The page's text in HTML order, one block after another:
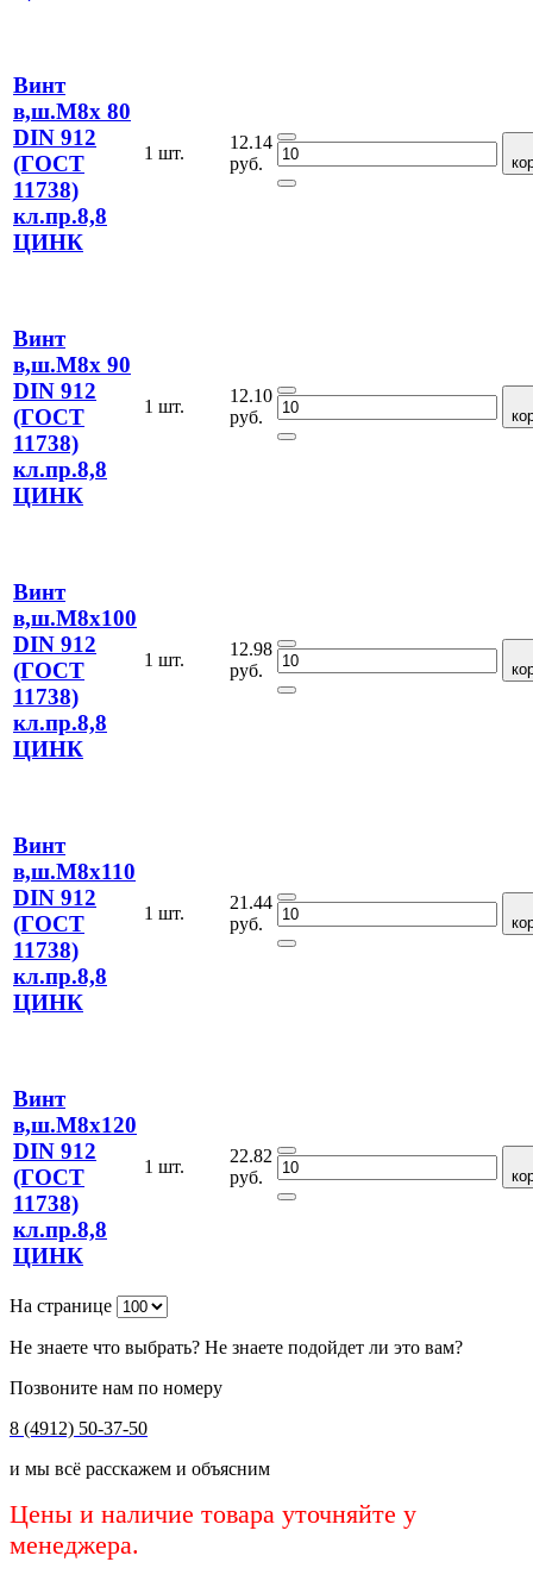
Винт
в,ш.М8х 80
DIN 912
(ГОСТ
11738)
кл.пр.8,8
ЦИНК
1 шт.
12.14
руб.
Винт
в,ш.М8х 90
DIN 912
(ГОСТ
11738)
кл.пр.8,8
ЦИНК
1 шт.
12.10
руб.
Винт
в,ш.М8х100
DIN 912
(ГОСТ
11738)
кл.пр.8,8
ЦИНК
1 шт.
12.98
руб.
Винт
в,ш.М8х110
DIN 912
(ГОСТ
11738)
кл.пр.8,8
ЦИНК
1 шт.
21.44
руб.
Винт
в,ш.М8х120
DIN 912
(ГОСТ
11738)
кл.пр.8,8
ЦИНК
1 шт.
22.82
руб.
На странице
Не знаете что выбрать? Не знаете подойдет ли это вам?
Позвоните нам по номеру
8 (4912) 50-37-50
и мы всё расскажем и объясним
Цены и наличие товара уточняйте у
менеджера.